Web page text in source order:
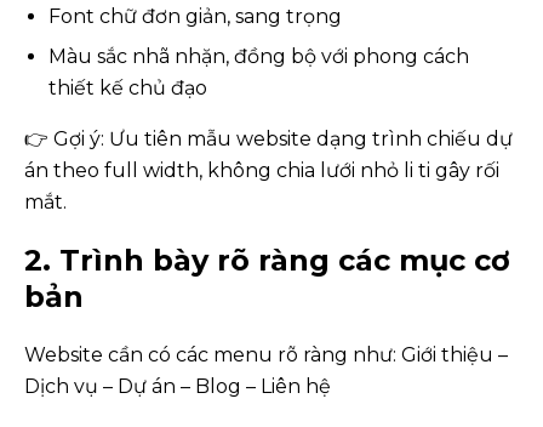
Font chữ đơn giản, sang trọng
Màu sắc nhã nhặn, đồng bộ với phong cách
thiết kế chủ đạo
👉 Gợi ý: Ưu tiên mẫu website dạng trình chiếu dự
án theo full width, không chia lưới nhỏ li ti gây rối
mắt.
2. Trình bày rõ ràng các mục cơ
bản
Website cần có các menu rõ ràng như: Giới thiệu –
Dịch vụ – Dự án – Blog – Liên hệ